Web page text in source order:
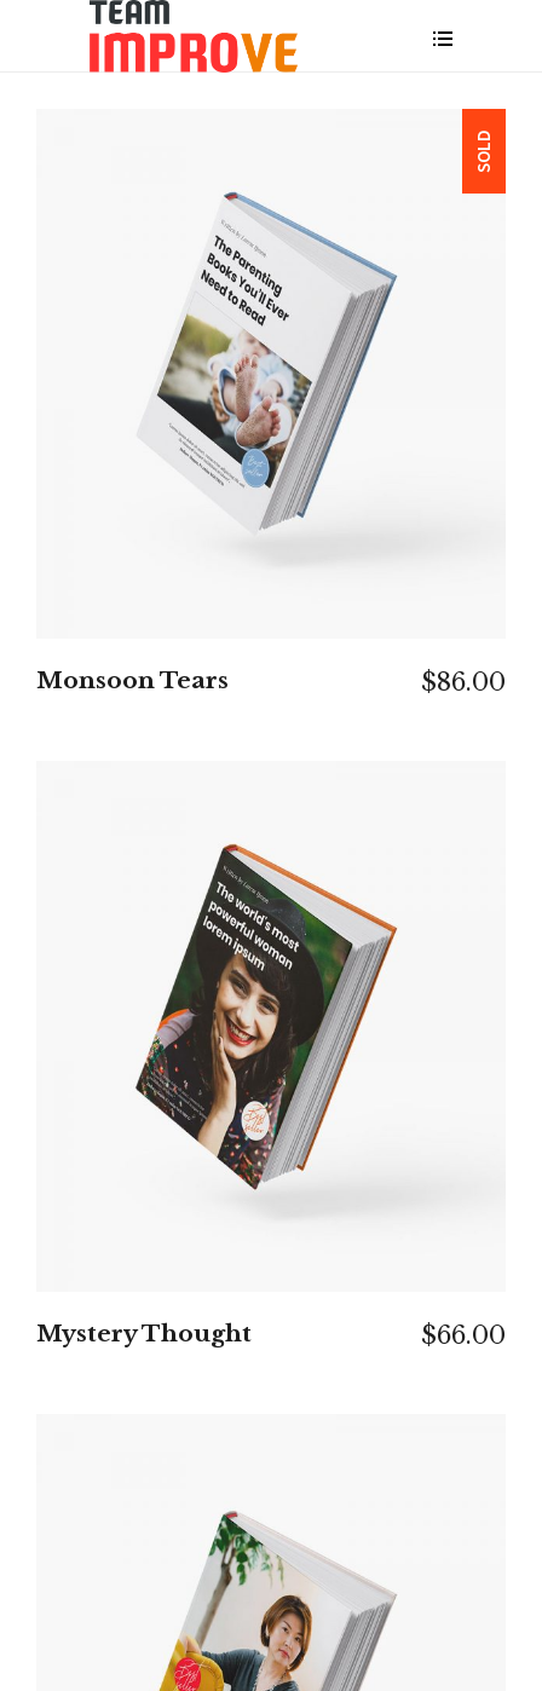
SOLD
WEITERLESEN
Monsoon Tears $86.00
IN DEN WARENKORB
Mystery Thought $66.00
IN DEN WARENKORB